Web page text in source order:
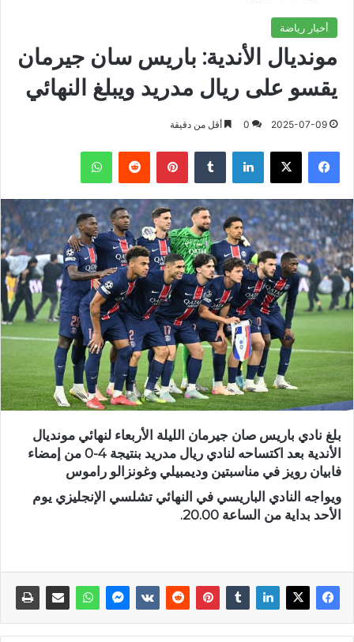
أخبار رياضة
مونديال الأندية: باريس سان جيرمان
يقسو على ريال مدريد ويبلغ النهائي
2025-07-09
0 أقل من دقيقة
فيسبوك X لينكدإن بينتيريست واتساب
بلغ نادي باريس صان جيرمان الليلة الأربعاء لنهائي مونديال
الأندية بعد اكتساحه لنادي ريال مدريد بنتيجة 4-0 من إمضاء
فابيان رويز في مناسبتين وديمبيلي وغونزالو راموس
ويواجه النادي الباريسي في النهائي تشلسي الإنجليزي يوم
الأحد بداية من الساعة 20.00.